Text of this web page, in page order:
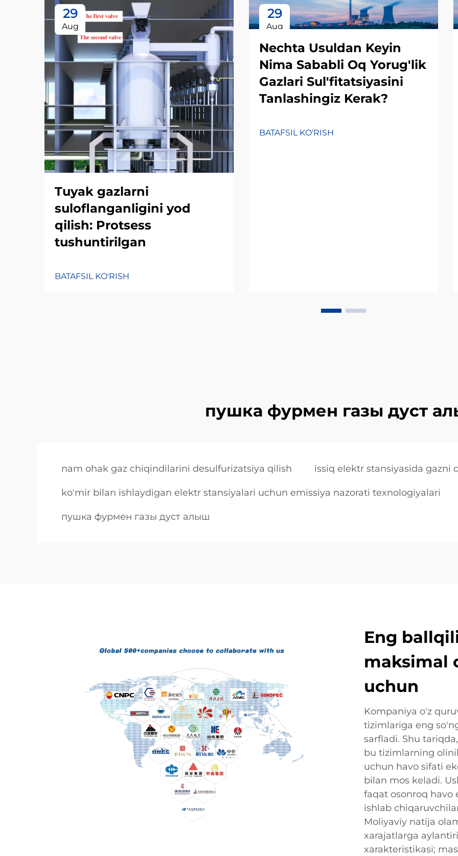
29
Aug
Tuyak gazlarni
suloflanganligini yod
qilish: Protsess
tushuntirilgan
BATAFSIL KO'RISH
29
Aug
Nechta Usuldan Keyin
Nima Sababli Oq Yorug'lik
Gazlari Sul'fitatsiyasini
Tanlashingiz Kerak?
BATAFSIL KO'RISH
пушка фурмен газы дуст
nam ohak gaz chiqindilarini desulfurizatsiya qilish issiq elektr stansiyasida gazni
ko'mir bilan ishlaydigan elektr stansiyalari uchun emissiya nazorati texnologiyalari
пушка фурмен газы дуст алыш
Eng
maksimal
uchun
Kompaniya o'z
tizimlariga eng
sarfladi. Shu
bu tizimlarning
uchun havo sifati
bilan mos keladi.
faqat osonroq havo
ishlab
Moliyaviy natija
xarajatlarga
xarakteristikasi;